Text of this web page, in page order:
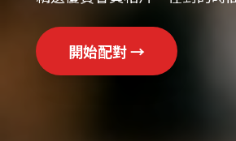
開始配對 →